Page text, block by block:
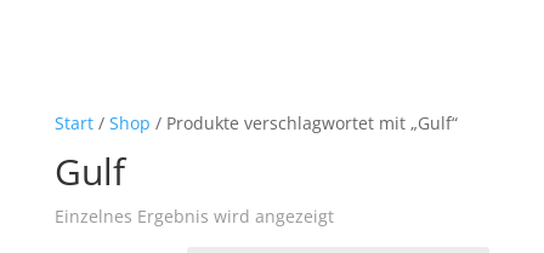
Start/ Shop / Produkte verschlagwortet mit „Gulf“
Gulf
Einzelnes Ergebnis wird angezeigt